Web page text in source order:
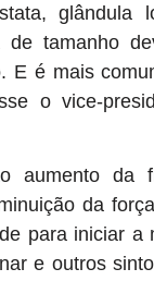
glândula
de tamanho
E é mais
o vice-
aumento da
da
para iniciar a
e outros